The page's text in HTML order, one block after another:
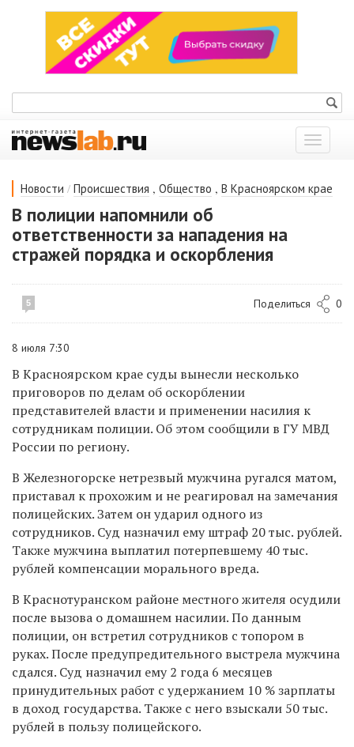
Показать
меню
Новости / Происшествия , Общество , В Красноярском крае
В полиции напомнили об
ответственности за нападения на
стражей порядка и оскорбления
5 Поделиться 0
8 июля 7:30
В Красноярском крае суды вынесли несколько
приговоров по делам об оскорблении
представителей власти и применении насилия к
сотрудникам полиции. Об этом сообщили в ГУ МВД
России по региону.
В Железногорске нетрезвый мужчина ругался матом,
приставал к прохожим и не реагировал на замечания
полицейских. Затем он ударил одного из
сотрудников. Суд назначил ему штраф 20 тыс. рублей.
Также мужчина выплатил потерпевшему 40 тыс.
рублей компенсации морального вреда.
В Краснотуранском районе местного жителя осудили
после вызова о домашнем насилии. По данным
полиции, он встретил сотрудников с топором в
руках. После предупредительного выстрела мужчина
сдался. Суд назначил ему 2 года 6 месяцев
принудительных работ с удержанием 10 % зарплаты
в доход государства. Также с него взыскали 50 тыс.
рублей в пользу полицейского.